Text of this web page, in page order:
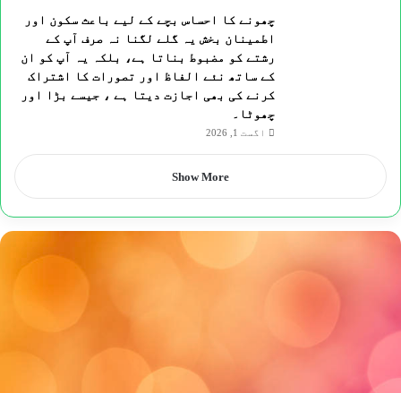
چھونے کا احساس بچے کے لیے باعث سکون اور
اطمینان بخش یہ گلے لگنا نہ صرف آپ کے
رشتے کو مضبوط بناتا ہے، بلکہ یہ آپ کو ان
کے ساتھ نئے الفاظ اور تصورات کا اشتراک
کرنے کی بھی اجازت دیتا ہے ، جیسے بڑا اور
چھوٹا۔
اگست 1, 2026
Show More